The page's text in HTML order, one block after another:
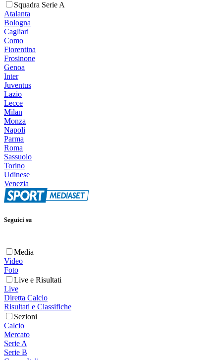
Squadra Serie A
Atalanta
Bologna
Cagliari
Como
Fiorentina
Frosinone
Genoa
Inter
Juventus
Lazio
Lecce
Milan
Monza
Napoli
Parma
Roma
Sassuolo
Torino
Udinese
Venezia
Seguici su
Media
Video
Foto
Live e Risultati
Live
Diretta Calcio
Risultati e Classifiche
Sezioni
Calcio
Mercato
Serie A
Serie B